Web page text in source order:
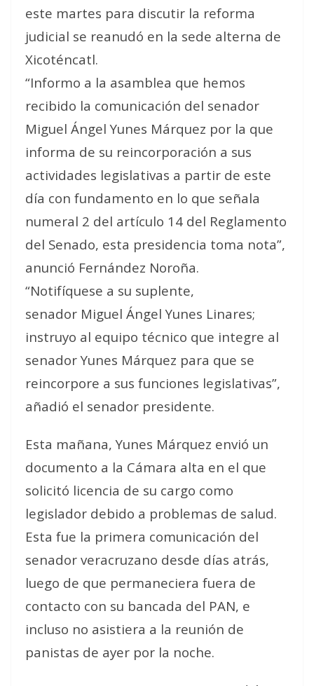
este martes para discutir la reforma
judicial se reanudó en la sede alterna de
Xicoténcatl.
“Informo a la asamblea que hemos
recibido la comunicación del senador
Miguel Ángel Yunes Márquez por la que
informa de su reincorporación a sus
actividades legislativas a partir de este
día con fundamento en lo que señala
numeral 2 del artículo 14 del Reglamento
del Senado, esta presidencia toma nota”,
anunció Fernández Noroña.
“Notifíquese a su suplente,
senador Miguel Ángel Yunes Linares;
instruyo al equipo técnico que integre al
senador Yunes Márquez para que se
reincorpore a sus funciones legislativas”,
añadió el senador presidente.
Esta mañana, Yunes Márquez envió un
documento a la Cámara alta en el que
solicitó licencia de su cargo como
legislador debido a problemas de salud.
Esta fue la primera comunicación del
senador veracruzano desde días atrás,
luego de que permaneciera fuera de
contacto con su bancada del PAN, e
incluso no asistiera a la reunión de
panistas de ayer por la noche.